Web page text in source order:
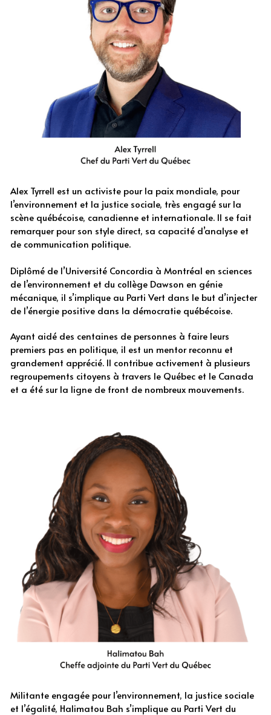
Alex Tyrrell est un activiste pour la paix mondiale, pour
l’environnement et la justice sociale, très engagé sur la
scène québécoise, canadienne et internationale. Il se fait
remarquer pour son style direct, sa capacité d’analyse et
de communication politique.
Diplômé de l’Université Concordia à Montréal en sciences
de l’environnement et du collège Dawson en génie
mécanique, il s’implique au Parti Vert dans le but d’injecter
de l’énergie positive dans la démocratie québécoise.
Ayant aidé des centaines de personnes à faire leurs
premiers pas en politique, il est un mentor reconnu et
grandement apprécié. Il contribue activement à plusieurs
regroupements citoyens à travers le Québec et le Canada
et a été sur la ligne de front de nombreux mouvements.
Militante engagée pour l’environnement, la justice sociale
et l’égalité, Halimatou Bah s’implique au Parti Vert du